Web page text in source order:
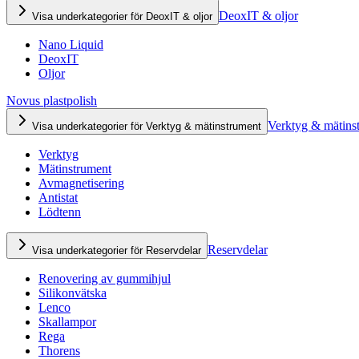
Visa underkategorier för DeoxIT & oljor DeoxIT & oljor
Nano Liquid
DeoxIT
Oljor
Novus plastpolish
Visa underkategorier för Verktyg & mätinstrument Verktyg &
Verktyg
Mätinstrument
Avmagnetisering
Antistat
Lödtenn
Visa underkategorier för Reservdelar Reservdelar
Renovering av gummihjul
Silikonvätska
Lenco
Skallampor
Rega
Thorens